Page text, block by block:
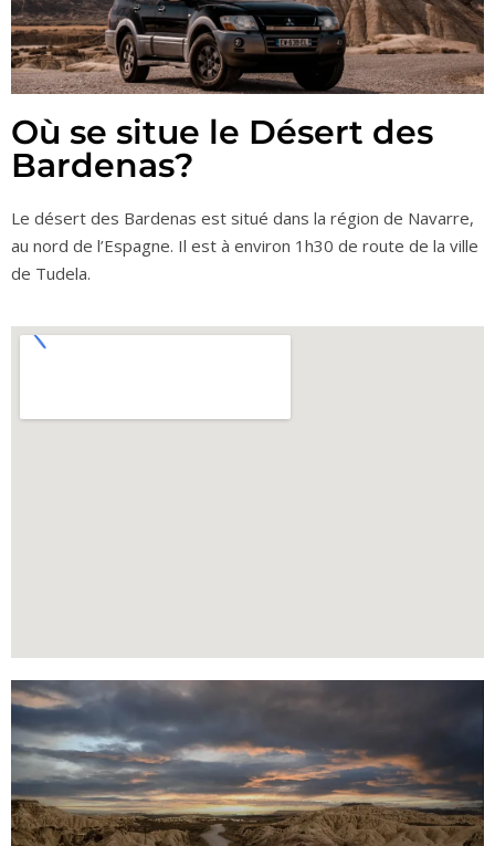
Où se situe le Désert des
Bardenas?
Le désert des Bardenas est situé dans la région de Navarre,
au nord de l’Espagne. Il est à environ 1h30 de route de la ville
de Tudela.